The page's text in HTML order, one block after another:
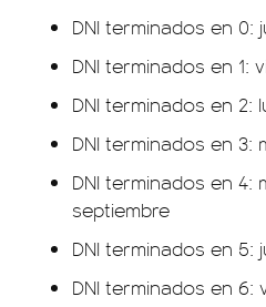
DNI terminados en 0:
DNI terminados en 1:
DNI terminados en 2:
DNI terminados en 3:
DNI terminados en 4:
septiembre
DNI terminados en 5:
DNI terminados en 6: